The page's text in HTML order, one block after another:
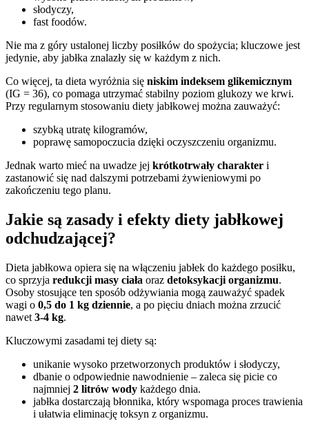
słodyczy,
fast foodów.
Nie ma z góry ustalonej liczby posiłków do spożycia; kluczowe jest
jedynie, aby jabłka znalazły się w każdym z nich.
Co więcej, ta dieta wyróżnia się niskim indeksem glikemicznym
(IG = 36), co pomaga utrzymać stabilny poziom glukozy we krwi.
Przy regularnym stosowaniu diety jabłkowej można zauważyć:
szybką utratę kilogramów,
poprawę samopoczucia dzięki oczyszczeniu organizmu.
Jednak warto mieć na uwadze jej krótkotrwały charakter i
zastanowić się nad dalszymi potrzebami żywieniowymi po
zakończeniu tego planu.
Jakie są zasady i efekty diety jabłkowej
odchudzającej?
Dieta jabłkowa opiera się na włączeniu jabłek do każdego posiłku,
co sprzyja redukcji masy ciała oraz detoksykacji organizmu.
Osoby stosujące ten sposób odżywiania mogą zauważyć spadek
wagi o 0,5 do 1 kg dziennie, a po pięciu dniach można zrzucić
nawet 3-4 kg.
Kluczowymi zasadami tej diety są:
unikanie wysoko przetworzonych produktów i słodyczy,
dbanie o odpowiednie nawodnienie – zaleca się picie co
najmniej 2 litrów wody każdego dnia.
jabłka dostarczają błonnika, który wspomaga proces trawienia
i ułatwia eliminację toksyn z organizmu.